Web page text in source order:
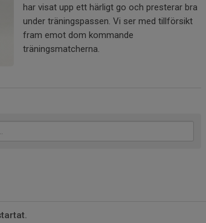
har visat upp ett härligt go och presterar bra
under träningspassen. Vi ser med tillförsikt
fram emot dom kommande
träningsmatcherna.